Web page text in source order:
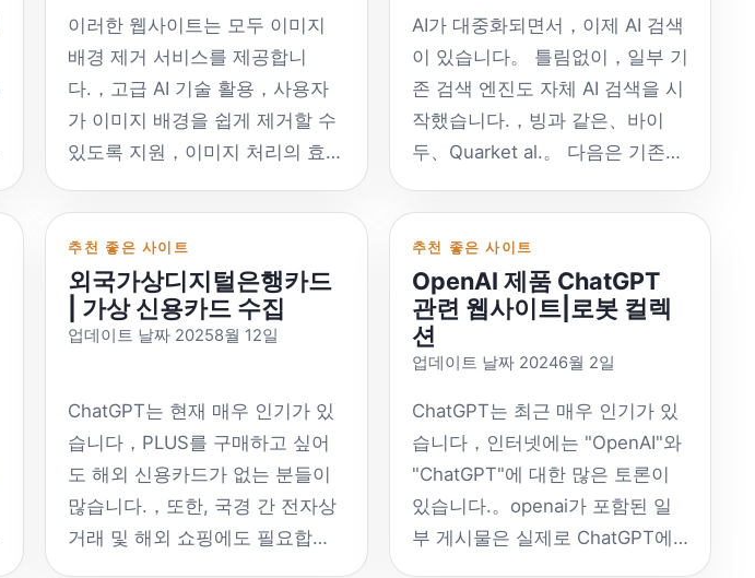
있습니다。 Openai chatgpt：
https://openai.com/api/
ChatGPT 공식 API 오픈 플랫폼
API URL：
https://api.openai.com/v1 메인
4o 및 기타 웹 경험：
https://chatgpt.com/ Google
Gemini：https://ai.google.dev/
Google AI 공식 API 오픈 플랫폼
API URL：https://generative언
델：Gemini Pro、Gemini Flash
및 기타 웹 경험：
https://gemini.google.com/ 인
류학 클로드：
https://www.anthropic.com/api
은 기부금을 받기를 바랍니다、참
조 방법에 대해서도 참조 할 수도
있습니다。 무료이며 취급 수수료
도 없습니다. 무료는 일반적으로
자체 서버를 설정해야 합니다.。
것이 좋습니다，데이터는 귀하의
손에 있습니다. TokenPay：
https://github.com/LightCountry/
중국어, 영어 자동 인식，오픈 소
스，Tron 지원 (USDT-TRC20 포
함)、ETH 시리즈 블록체인 모든
토큰 텔레그램 채널：
https://t.me/TokenPayChannel
텔레그램 그룹：
https://t.me/TokenPayGroup
Epusdt：
https://github.com/assimon/epusdt
이러한 웹사이트는 모두 이미지
배경 제거 서비스를 제공합니
다.，고급 AI 기술 활용，사용자
가 이미지 배경을 쉽게 제거할 수
있도록 지원，이미지 처리의 효율
Pixian.AI 웹사이트 링크:
Pixian.AI 기능: 고품질 배경 제거
무료 및 유료 옵션 다양한 파일 형
식 지원 API 인터페이스 제공
Cutout.AI 웹사이트 링크:
기 쉬운 이미지 컷아웃 도구는 이
미지 또는 이미지 주소 붙여넣기
를 지원합니다. RMBG.fun 웹사이
트 링크: RMBG.fun 기능: 무료 사
용 로컬 처리 지원，개인 정보 보
AI가 대중화되면서，이제 AI 검색
이 있습니다。 틀림없이，일부 기
존 검색 엔진도 자체 AI 검색을 시
작했습니다.，빙과 같은、바이
두、Quarket al.。 다음은 기존의
입니다.。 Tiangong AI 검색：
https://search.tiangong.cn/ 중
국어，서류 업로드 가능。 시크릿
타워 AI 검색：
https://Metaso.cn/ 중국어，슬
로건은 '광고 없음'，직접적인 결
과”。중국어로 좋은 경험，검색
후 바로 답변을 드립니다.，그래
서 웹사이트 URL을 검색하려고
하면 잘 안 나올 수도 있어요。 그
리고 나：
추천 좋은 사이트
외국가상디지털은행카드
| 가상 신용카드 수집
업데이트 날짜 20258월 12일
ChatGPT는 현재 매우 인기가 있
습니다，PLUS를 구매하고 싶어
도 해외 신용카드가 없는 분들이
많습니다.，또한, 국경 간 전자상
거래 및 해외 쇼핑에도 필요합니
추천 좋은 사이트
OpenAI 제품 ChatGPT
관련 웹사이트|로봇 컬렉
션
업데이트 날짜 20246월 2일
ChatGPT는 최근 매우 인기가 있
습니다，인터넷에는 "OpenAI"와
"ChatGPT"에 대한 많은 토론이
있습니다.。openai가 포함된 일
부 게시물은 실제로 ChatGPT에